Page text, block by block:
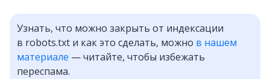
Узнать, что можно закрыть от индексации
в robots.txt и как это сделать, можно в нашем
материале — читайте, чтобы избежать
переспама.